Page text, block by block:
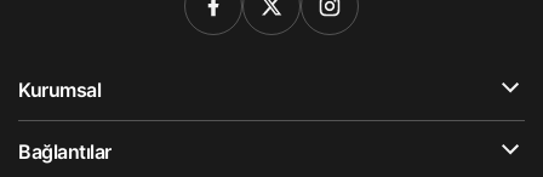
Kurumsal
Bağlantılar